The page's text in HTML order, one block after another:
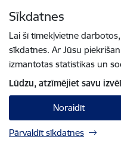
Sīkdatnes
Lai šī tīmekļvietne
sīkdatnes. Ar Jūsu
izmantotas statistikas un
Lūdzu, atzīmējiet savu
Noraidīt
Pārvaldīt sīkdatnes